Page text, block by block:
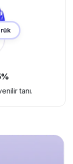
tanı.